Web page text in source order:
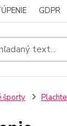
GDPR
športy